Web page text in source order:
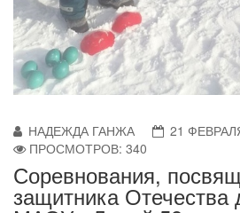
НАДЕЖДА ГАНЖА
21
ПРОСМОТРОВ: 340
Соревнования,
защитника Отечества